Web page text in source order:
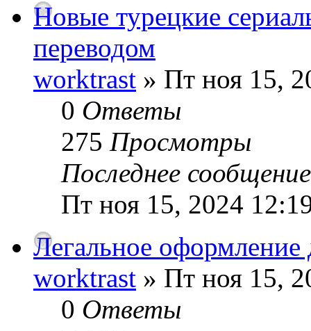
Новые турецкие
переводом
worktrast » Пт ноя 15,
0 Ответы
275 Просмотры
Последнее
Пт ноя 15, 2024
Легальное оформление
worktrast » Пт ноя 15,
0 Ответы